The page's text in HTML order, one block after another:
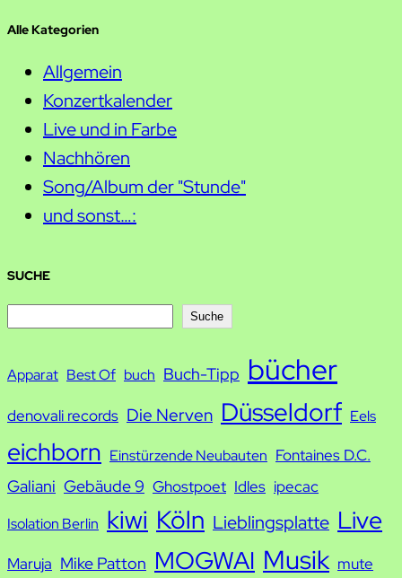
Alle Kategorien
Allgemein
Konzertkalender
Live und in Farbe
Nachhören
Song/Album der "Stunde"
und sonst…:
SUCHE
c
Suche
Apparat Best Of buch Buch-Tipp bücher
denovali records Die Nerven Düsseldorf Eels
eichborn Einstürzende Neubauten Fontaines D.C.
Galiani Gebäude 9 Ghostpoet Idles ipecac
Isolation Berlin kiwi Köln Lieblingsplatte Live
Maruja Mike Patton MOGWAI Musik mute